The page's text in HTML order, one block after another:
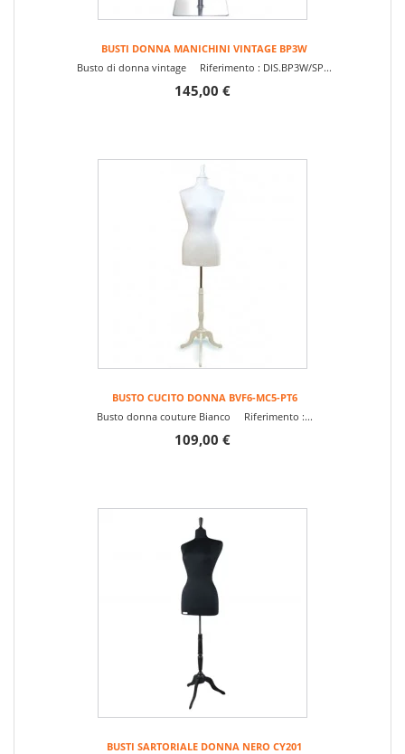
BUSTI DONNA MANICHINI VINTAGE BP3W
Busto di donna vintage Riferimento : DIS.BP3W/SP...
145,00 €
BUSTO CUCITO DONNA BVF6-MC5-PT6
Busto donna couture Bianco Riferimento :...
109,00 €
BUSTI SARTORIALE DONNA NERO CY201